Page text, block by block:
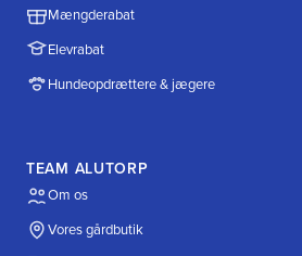
Mængderabat
Elevrabat
Hundeopdrættere & jægere
TEAM ALUTORP
Om os
Vores gårdbutik